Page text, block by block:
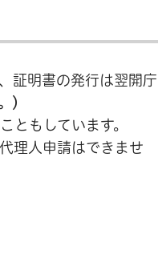
証明書の発行は翌開庁
）
ともしています。
理人申請はできませ